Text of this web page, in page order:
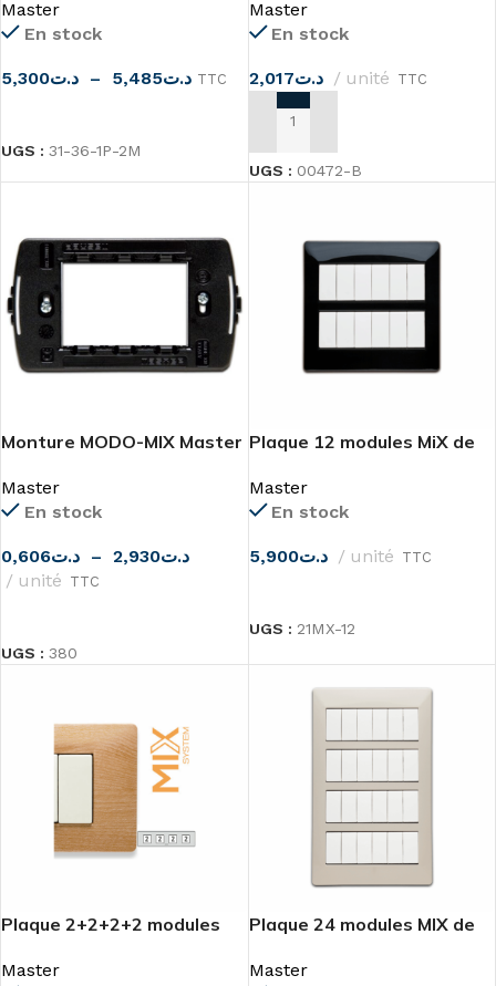
Master
En stock
د.ت5,300 – د.ت5,485
TTC
UGS : 31-36-1P-2M
Master
En stock
د.ت2,017 unité TTC
AJOUTER AU PANIER
UGS : 00472-B
Monture MODO-MIX Master
Master
En stock
د.ت0,606 – د.ت2,930
unité TTC
UGS : 380
Plaque 12 modules MiX de
Master
En stock
د.ت5,900 unité TTC
UGS : 21MX-12
Plaque 2+2+2+2 modules
Master
Plaque 24 modules MIX de
Master